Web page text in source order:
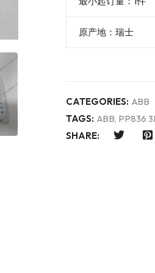
原产地：瑞士
CATEGORIES: ABB
TAGS: ABB, PP836
SHARE: